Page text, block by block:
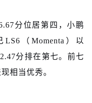
分位居第四，小鹏
（Momenta）以
分排在第七。前七
相当优秀。